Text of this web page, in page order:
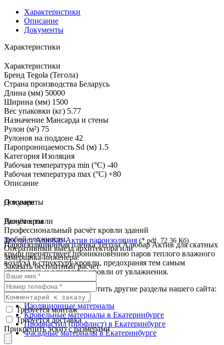
Характеристики
Описание
Документы
Характеристики
Характеристики
Бренд Tegola (Тегола)
Страна производства Беларусь
Длина (мм) 50000
Ширина (мм) 1500
Вес упаковки (кг) 5.77
Назначение Мансарда и стены
Рулон (м²) 75
Рулонов на поддоне 42
Паропроницаемость Sd (м) 1.5
Категория Изоляция
Рабочая температура min (°С) -40
Рабочая температура max (°С) +80
Описание
О товаре
Пароизоляционная плёнка Тегола Алюбар Актив для скатных
крыш препятствует проникновению паров теплого влажного
воздуха в структуру кровли, предохраняя тем самым
утеплитель и основание кровли от увлажнения.
Мы также предлагаем посетить другие разделы нашего сайта:
Изоляционные материалы
Кровельные материалы в Екатеринбурге
Профнастил (профлист) в Екатеринбурге
Фасадные материалы в Екатеринбурге
Документы
Документы
Тех лист Алюбар-Актив пароизоляция (*.pdf, 72.36 Кб)
Расчёт кровли
Профессиональный расчёт кровли зданий
любой сложности.
Оперативный выезд архитектора или
замерщика-инженера.
Заказать бесплатный расчет
Требуется монтаж
Требуется доставка
Прикрепить эскиз с размерами